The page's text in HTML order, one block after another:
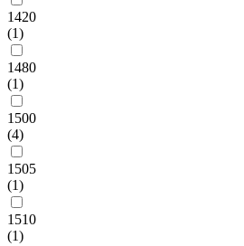
1420
(1)
1480
(1)
1500
(4)
1505
(1)
1510
(1)